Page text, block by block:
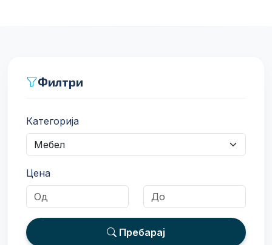
Филтри
Категорија
Цена
Пребарај